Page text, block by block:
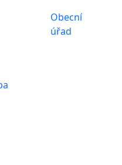
Obecní
úřad